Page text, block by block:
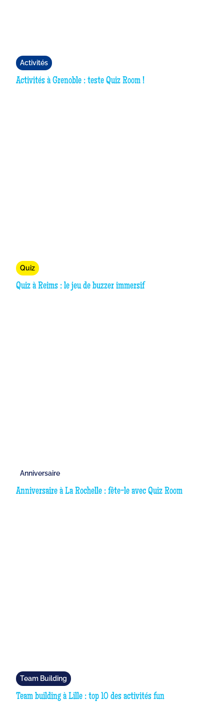
Activités
Activités à Grenoble : teste Quiz Room !
Quiz
Quiz à Reims : le jeu de buzzer immersif
Anniversaire
Anniversaire à La Rochelle : fête-le avec Quiz Room
Team Building
Team building à Lille : top 10 des activités fun